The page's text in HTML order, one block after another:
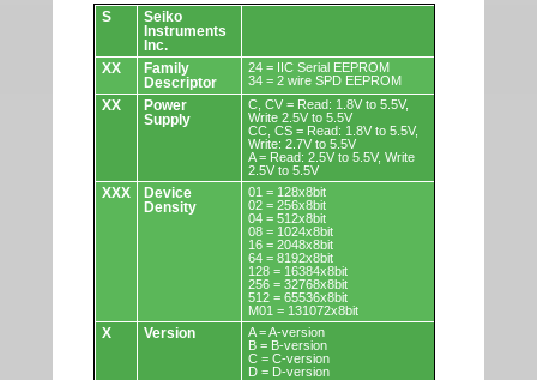
Obvody.
S
Seiko
Instruments
Inc.
XX
Family
Descriptor
24 = IIC Serial EEPROM
34 = 2 wire SPD EEPROM
XX
Power
Supply
C, CV = Read: 1.8V to 5.5V,
Write 2.5V to 5.5V
CC, CS = Read: 1.8V to 5.5V,
Write: 2.7V to 5.5V
A = Read: 2.5V to 5.5V, Write
2.5V to 5.5V
XXX
Device
Density
01 = 128x8bit
02 = 256x8bit
04 = 512x8bit
08 = 1024x8bit
16 = 2048x8bit
64 = 8192x8bit
128 = 16384x8bit
256 = 32768x8bit
512 = 65536x8bit
M01 = 131072x8bit
X Version
A = A-version
B = B-version
C = C-version
D = D-version